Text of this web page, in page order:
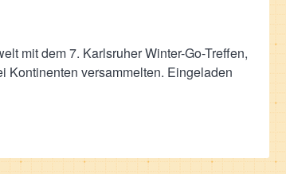
mit dem 7. Karlsruher Winter-Go-Treffen,
Kontinenten versammelten. Eingeladen